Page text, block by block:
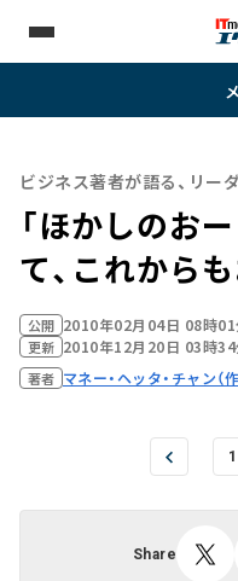
ビジネス著者が語る、リー
「ほかしのおー
て、これから
公開 2010年02月04日 08時01
更新 2010年12月20日 03時34
著者 マネー・ヘッタ・チャン（作
1
Share